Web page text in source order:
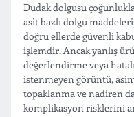
Dudak dolgusu
asit bazlı dolgu
doğru ellerde güvenli
işlemdir. Ancak yanlış
değerlendirme veya
istenmeyen görüntü,
topaklanma ve nadiren
komplikasyon risklerini